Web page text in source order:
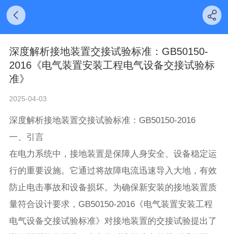
深度解析接地装置交接试验标准：GB50150-
2016《电气装置安装工程电气设备交接试验标
准》
2025-04-03
深度解析接地装置交接试验标准：GB50150-2016
一、引言
在电力系统中，接地装置是保障人身安全、设备稳定运
行的重要设施。它通过将故障电流迅速导入大地，有效
防止电击事故和设备损坏。为确保新安装的接地装置质
量符合设计要求，GB50150-2016《电气装置安装工程
电气设备交接试验标准》对接地装置的交接试验提出了